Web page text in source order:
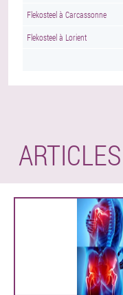
Flekosteel à Carcassonne
Flekosteel à Lorient